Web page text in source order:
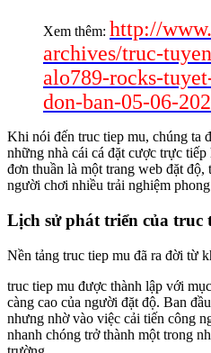
Xem thêm: http://
archives/truc-
alo789-rocks-
don-ban-05-06-
Khi nói đến truc tiep mu, chúng ta
những nhà cái cá đặt cược trực
đơn thuần là một trang web đặt
người chơi nhiều trải nghiệm
Lịch sử phát triển của truc
Nền tảng truc tiep mu đã ra đời từ
truc tiep mu được thành lập với
càng cao của người đặt độ. Ban
nhưng nhờ vào việc cải tiến công
nhanh chóng trở thành một trong